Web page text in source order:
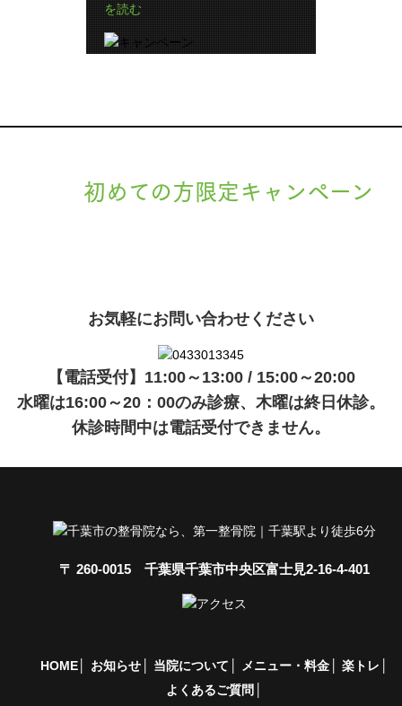
を読む
初めての方限定キャンペーン
お気軽にお問い合わせください
【電話受付】11:00～13:00 / 15:00～20:00
水曜は16:00～20：00のみ診療、木曜は終日休診。
休診時間中は電話受付できません。
〒 260-0015 千葉県千葉市中央区富士見2-16-4-401
HOME お知らせ 当院について メニュー・料金
楽トレ
よくあるご質問